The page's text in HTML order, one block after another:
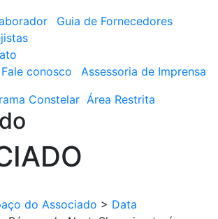
Guia de Fornecedores
Fale conosco
Assessoria de Imprensa
Constelar Área Restrita
do Associado > Data